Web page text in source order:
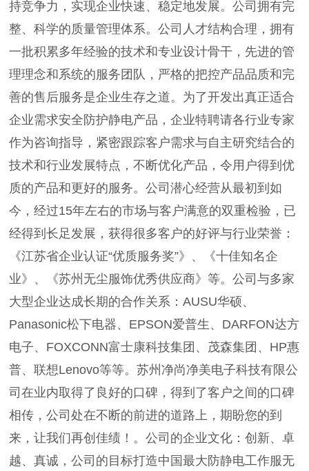
持竞争力，实现企业快速、稳定地发展。公司拥有完
整、科学的质量管理体系。公司人才结构合理，拥有
一批积累多年经验的技术和专业设计骨干，先进的管
理理念和系统的服务团队，严格的把控产品品质和完
善的售后服务是企业生存之道。为了开发出真正适合
企业需求安全防护静电产品，企业特聘请各行业专家
作为咨询指导，紧密跟踪客户需求与自主研究结合的
技术和行业发展特点，不断优化产品，令用户得到优
质的产品和更好的服务。公司潜心经营从最初到如
今，经过15年左右的市场与客户满意的双重检验，已
经得到长足发展，获得很多客户的好评与行业荣誉：
《江苏省企业认证“优质服务奖”》、《十佳知名企
业》、《苏州无尘服饰优秀供应商》等。公司与多家
大型企业达成长期的合作关系：AUSU华硕、
Panasonic松下电器、EPSON爱普生、DARFON达方
电子、FOXCONN富士康科技集团、茂森集团、HP惠
普、联想Lenovo等等。苏州净尚净美电子科技有限公
司在业内取得了良好的口碑，得到了客户之间的口碑
相传，公司处在不断的前进的道路上，期盼您的到
来，让我们再创佳绩！。公司的企业文化：创新、卓
越、真诚，公司的目标打造中国最大防静电工作服无